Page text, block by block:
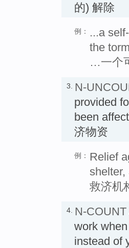
的) 解除
例：
...a
the
…一个
3. N-
provided
been
济物资
例： Relief
shelter,
救济机
4. N-COUNT
work
instead of